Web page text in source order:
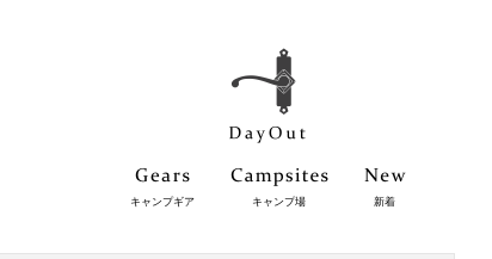
キャンプギア キャンプ場 新着